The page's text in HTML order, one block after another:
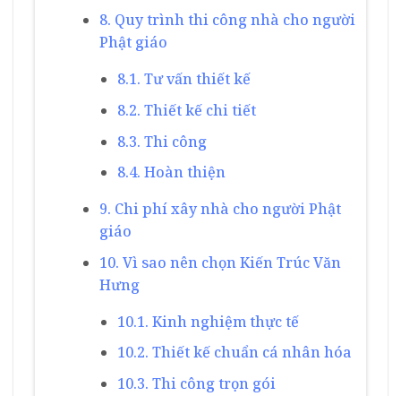
8. Quy trình thi công nhà cho người
Phật giáo
8.1. Tư vấn thiết kế
8.2. Thiết kế chi tiết
8.3. Thi công
8.4. Hoàn thiện
9. Chi phí xây nhà cho người Phật
giáo
10. Vì sao nên chọn Kiến Trúc Văn
Hưng
10.1. Kinh nghiệm thực tế
10.2. Thiết kế chuẩn cá nhân hóa
10.3. Thi công trọn gói